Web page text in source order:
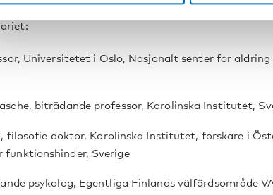
Universitetet i Oslo, Nasjonalt senter for aldring
biträdande professor, Karolinska Institutet,
filosofie doktor, Karolinska Institutet, forskare i
funktionshinder, Sverige
psykolog, Egentliga Finlands välfärdsområde